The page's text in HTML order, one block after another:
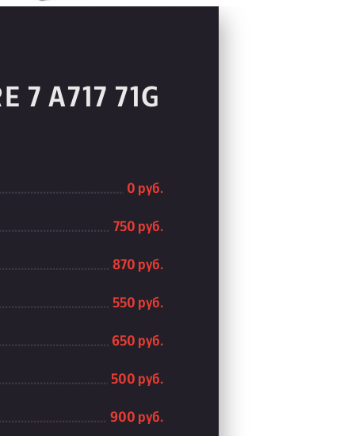
7 A717 71G
0 руб.
750 руб.
870 руб.
550 руб.
650 руб.
500 руб.
900 руб.